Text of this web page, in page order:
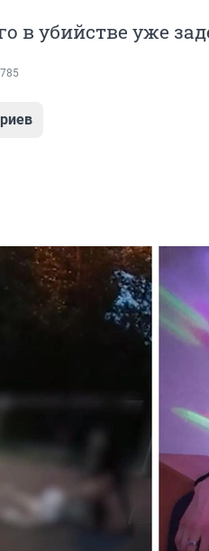
в убийстве уже